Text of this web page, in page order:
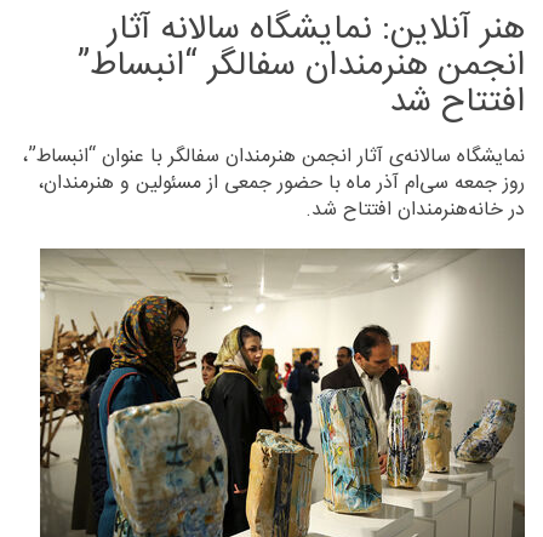
هنر آنلاین: نمایشگاه سالانه‌ آثار
انجمن هنرمندان سفالگر “انبساط”
افتتاح شد
نمایشگاه سالانه‌ی آثار انجمن هنرمندان سفالگر با عنوا‌ن “انبساط”،
روز جمعه سی‌ام آذر ماه با حضور جمعی از مسئولین و هنرمندان،
در خانه‌هنرمندان افتتاح شد.